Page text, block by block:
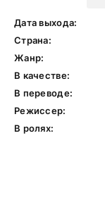
Дата выхода:
Страна:
Жанр:
В качестве:
В переводе:
Режиссер:
В ролях: